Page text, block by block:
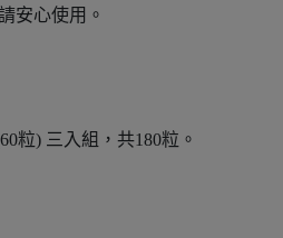
安心使用。
粒) 三入組，共180粒。